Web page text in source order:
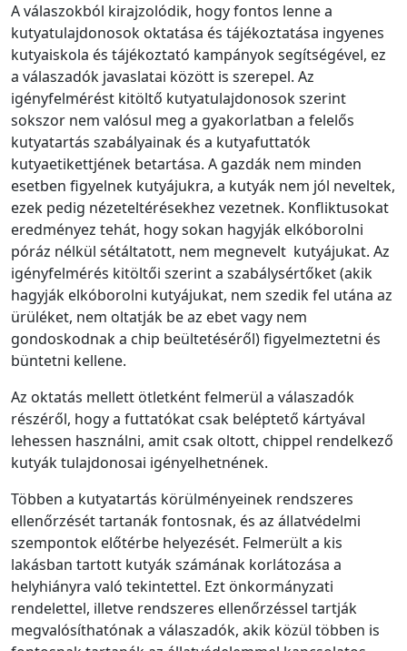
A válaszokból kirajzolódik, hogy fontos lenne a
kutyatulajdonosok oktatása és tájékoztatása ingyenes
kutyaiskola és tájékoztató kampányok segítségével, ez
a válaszadók javaslatai között is szerepel. Az
igényfelmérést kitöltő kutyatulajdonosok szerint
sokszor nem valósul meg a gyakorlatban a felelős
kutyatartás szabályainak és a kutyafuttatók
kutyaetikettjének betartása. A gazdák nem minden
esetben figyelnek kutyájukra, a kutyák nem jól neveltek,
ezek pedig nézeteltérésekhez vezetnek. Konfliktusokat
eredményez tehát, hogy sokan hagyják elkóborolni
póráz nélkül sétáltatott, nem megnevelt kutyájukat. Az
igényfelmérés kitöltői szerint a szabálysértőket (akik
hagyják elkóborolni kutyájukat, nem szedik fel utána az
ürüléket, nem oltatják be az ebet vagy nem
gondoskodnak a chip beültetéséről) figyelmeztetni és
büntetni kellene.
Az oktatás mellett ötletként felmerül a válaszadók
részéről, hogy a futtatókat csak beléptető kártyával
lehessen használni, amit csak oltott, chippel rendelkező
kutyák tulajdonosai igényelhetnének.
Többen a kutyatartás körülményeinek rendszeres
ellenőrzését tartanák fontosnak, és az állatvédelmi
szempontok előtérbe helyezését. Felmerült a kis
lakásban tartott kutyák számának korlátozása a
helyhiányra való tekintettel. Ezt önkormányzati
rendelettel, illetve rendszeres ellenőrzéssel tartják
megvalósíthatónak a válaszadók, akik közül többen is